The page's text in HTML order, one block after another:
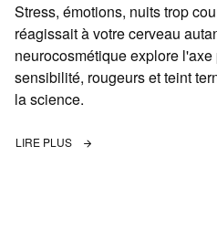
Stress, émotions, nuits trop
réagissait à votre cerveau
neurocosmétique explore
sensibilité, rougeurs et teint
la science.
LIRE PLUS